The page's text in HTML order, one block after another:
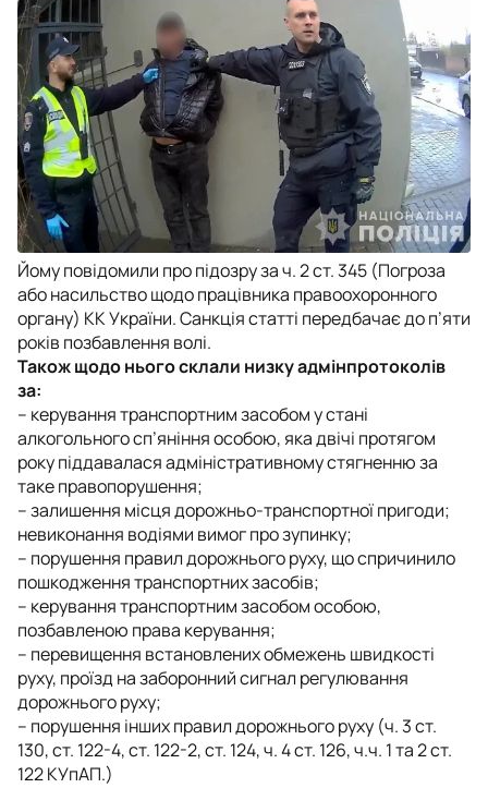
Йому повідомили про підозру за ч. 2 ст. 345 (Погроза
або насильство щодо працівника правоохоронного
органу) КК України. Санкція статті передбачає до п’яти
років позбавлення волі.
Також щодо нього склали низку адмінпротоколів
за:
– керування транспортним засобом у стані
алкогольного сп’яніння особою, яка двічі протягом
року піддавалася адміністративному стягненню за
таке правопорушення;
– залишення місця дорожньо-транспортної пригоди;
невиконання водіями вимог про зупинку;
– порушення правил дорожнього руху, що спричинило
пошкодження транспортних засобів;
– керування транспортним засобом особою,
позбавленою права керування;
– перевищення встановлених обмежень швидкості
руху, проїзд на заборонний сигнал регулювання
дорожнього руху;
– порушення інших правил дорожнього руху (ч. 3 ст.
130, ст. 122-4, ст. 122-2, ст. 124, ч. 4 ст. 126, ч.ч. 1 та 2 ст.
122 КУпАП.)